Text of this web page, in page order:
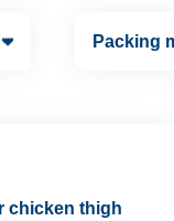
Packing
chicken thigh